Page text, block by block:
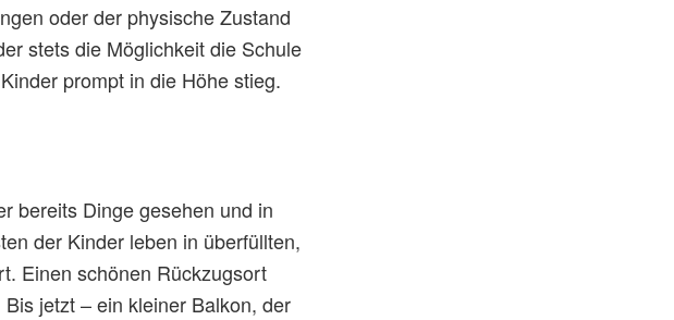
oder der physische Zustand
stets die Möglichkeit die Schule
prompt in die Höhe stieg.
bereits Dinge gesehen und in
der Kinder leben in überfüllten,
Einen schönen Rückzugsort
jetzt – ein kleiner Balkon, der